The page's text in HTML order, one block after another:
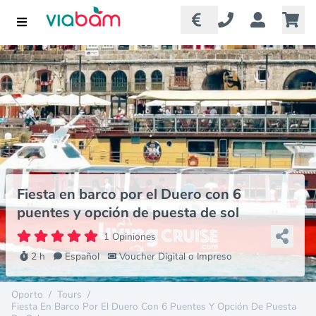
Fiesta en barco por el Duero con 6
puentes y opción de puesta de sol
1 Opiniones
2 h
Español Voucher Digital o Impreso
Oporto / Tours /
Fiesta En Barco Por El Duero Con 6 Puentes Y Opción De Puesta